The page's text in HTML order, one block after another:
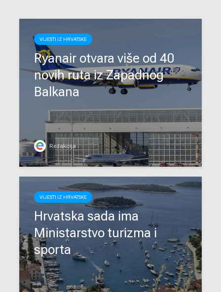
VIJESTI IZ HRVATSKE
Ryanair otvara više od 40
novih ruta iz Zapadnog
Balkana
Redakcija
VIJESTI IZ HRVATSKE
Hrvatska sada ima
Ministarstvo turizma i
sporta